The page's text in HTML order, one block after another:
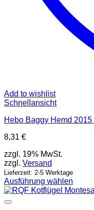
Add to wishlist
Schnellansicht
Hebo Baggy Hemd 2015
8,31 €
zzgl. 19% MwSt.
zzgl. Versand
Lieferzeit: 2-5 Werktage
Ausführung wählen
Dieses
Produkt